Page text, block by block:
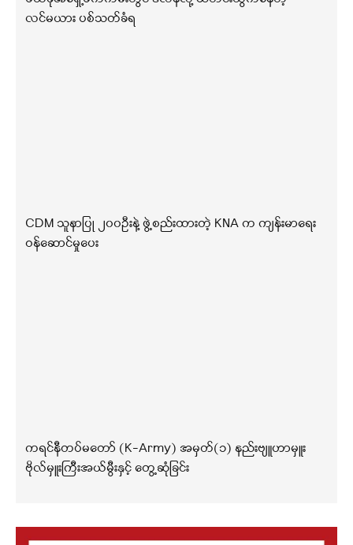
လင်မယား ပစ်သတ်ခံရ
CDM သူနာပြု ၂၀၀ဦးနဲ့ ဖွဲ့စည်းထားတဲ့ KNA က ကျန်းမာရေး
ဝန်ဆောင်မှုပေး
ကရင်နီတပ်မတော် (K-Army) အမှတ်(၁) နည်းဗျူဟာမှူး
ဗိုလ်မှူးကြီးအယ်မွီးနှင့် တွေ့ဆုံခြင်း